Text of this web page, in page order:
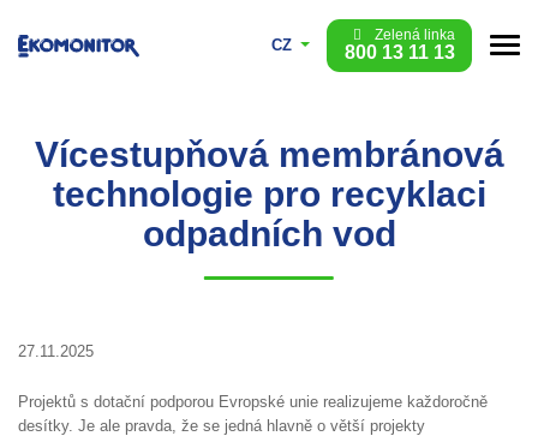
CZ
Zelená linka
800 13 11 13
Vícestupňová membránová
technologie pro recyklaci
odpadních vod
27.11.2025
Projektů s dotační podporou Evropské unie realizujeme každoročně
desítky. Je ale pravda, že se jedná hlavně o větší projekty